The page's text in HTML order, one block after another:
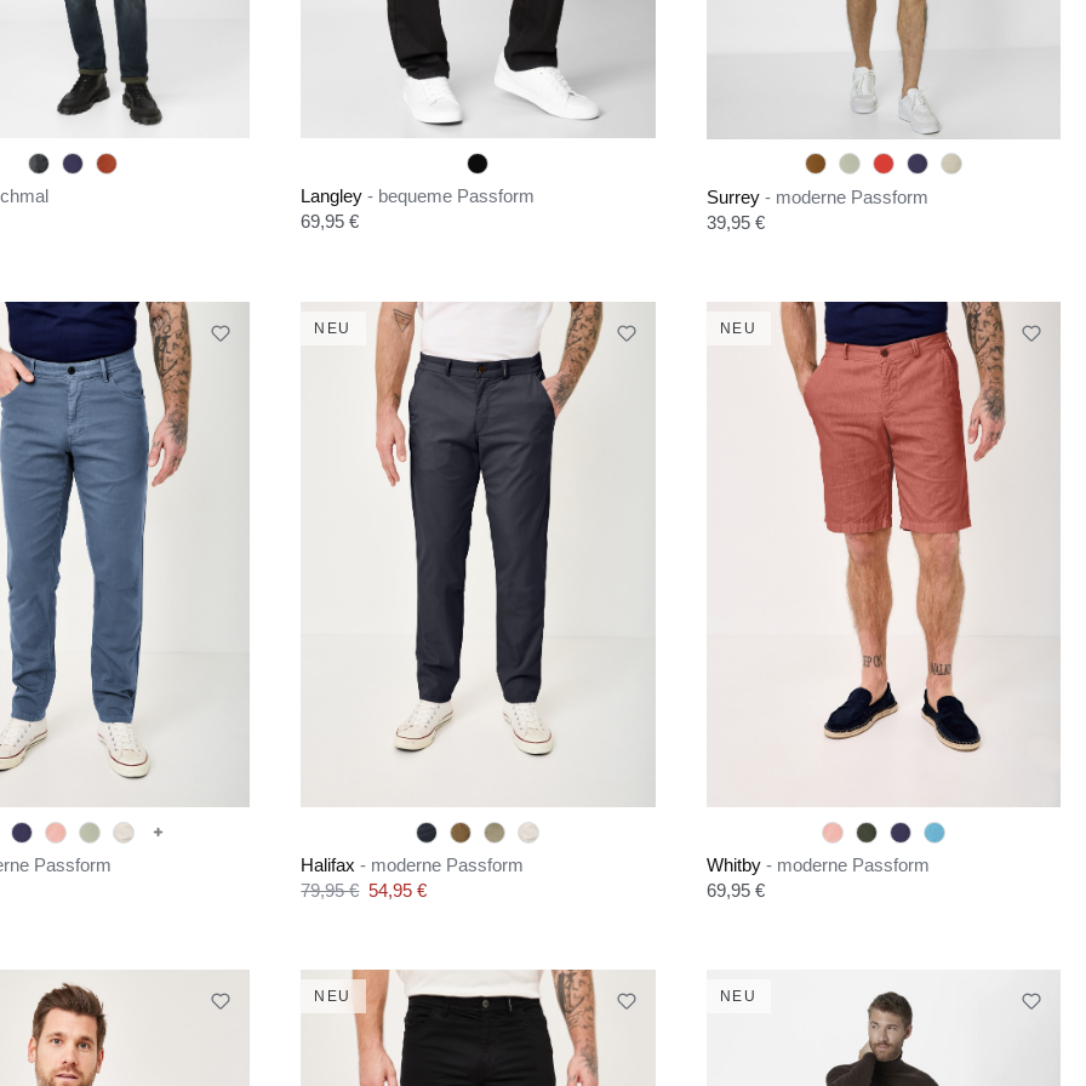
Langley- bequeme Passform
Regulärer Preis:
69,95 €
Surrey - moderne Passform
Regulärer Preis:
39,95 €
Passform
NEU
Halifax- moderne Passform
Verkaufspreis:
54,95 €
Regulärer Preis:
79,95 €
NEU
Whitby - moderne Passform
Regulärer Preis:
69,95 €
NEU NEU